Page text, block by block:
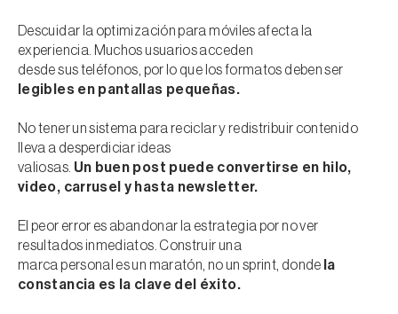
Descuidar la optimización para móviles afecta la
experiencia. Muchos usuarios acceden
desde sus teléfonos, por lo que los formatos deben ser
legibles en pantallas pequeñas.
No tener un sistema para reciclar y redistribuir contenido
lleva a desperdiciar ideas
valiosas. Un buen post puede convertirse en hilo,
video, carrusel y hasta newsletter.
El peor error es abandonar la estrategia por no ver
resultados inmediatos. Construir una
marca personal es un maratón, no un sprint, donde la
constancia es la clave del éxito.